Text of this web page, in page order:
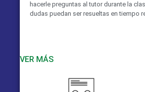
hacerle preguntas al tutor durante la
dudas puedan ser resueltas en tiempo
VER MÁS